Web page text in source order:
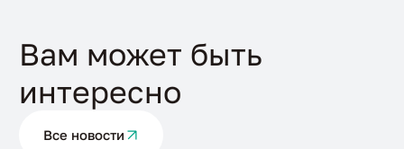
Вам может быть
интересно
Все новости